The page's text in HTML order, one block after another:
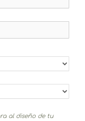
al diseño de tu